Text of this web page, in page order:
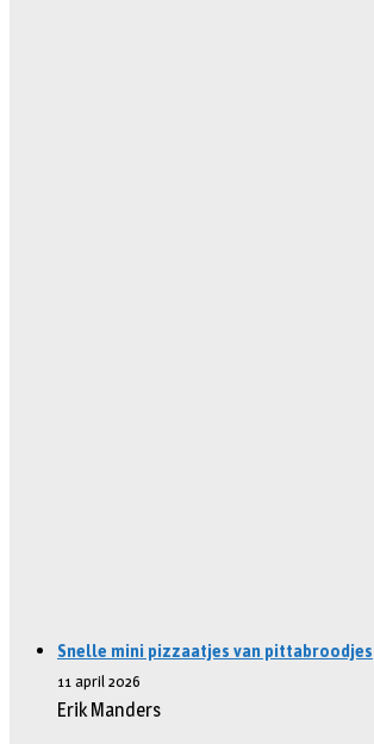
Snelle mini pizzaatjes van pittabroodjes
11 april 2026
Erik Manders